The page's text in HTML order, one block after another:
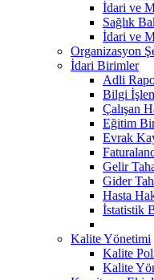
İdari ve
Sağlık
İdari ve
Organizasyon
İdari Birimler
Adli
Bilgi
Çalışan
Eğitim
Evrak
Gelir
Gider
Hasta
İstatistik
Kalite Yönetimi
Kalite
Kalite